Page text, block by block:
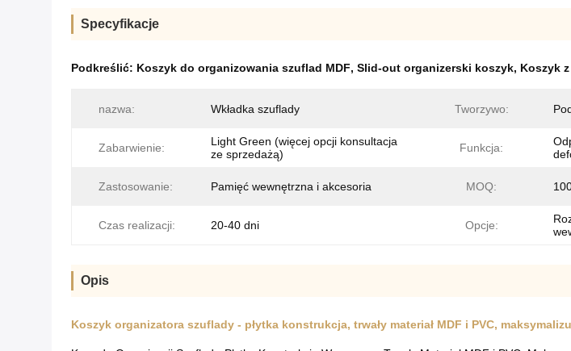
Specyfikacje
Podkreślić: Koszyk do organizowania szuflad MDF, Slid-out organizerski koszyk, Koszyk
nazwa: Wkładka szuflady Tworzywo:
Zabarwienie:
Light Green (więcej opcji konsultacja
ze sprzedażą)
Funkcja:
Zastosowanie: Pamięć wewnętrzna i akcesoria MOQ:
Czas realizacji: 20-40 dni Opcje:
Opis
Koszyk organizatora szuflady - płytka konstrukcja, trwały materiał MDF i PVC,